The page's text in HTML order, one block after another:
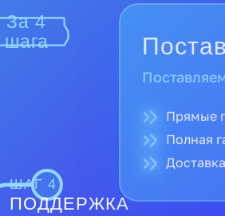
За 4
шага
ШАГ 4
ПОДДЕРЖКА
Прямые
Полная